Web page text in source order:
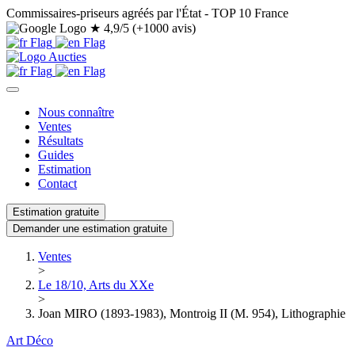
Commissaires-priseurs agréés par l'État - TOP 10 France
★ 4,9/5 (+1000 avis)
Nous connaître
Ventes
Résultats
Guides
Estimation
Contact
Estimation gratuite
Demander une estimation gratuite
Ventes
>
Le 18/10, Arts du XXe
>
Joan MIRO (1893-1983), Montroig II (M. 954), Lithographie
Art Déco